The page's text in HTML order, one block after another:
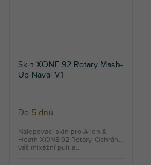
Skin XONE 92 Rotary Mash-
Up Naval V.1
Do 5 dnů
Nalepovací skin pro Allen &
Heath XONE:92 Rotary. Ochrání
váš mixážní pult a...